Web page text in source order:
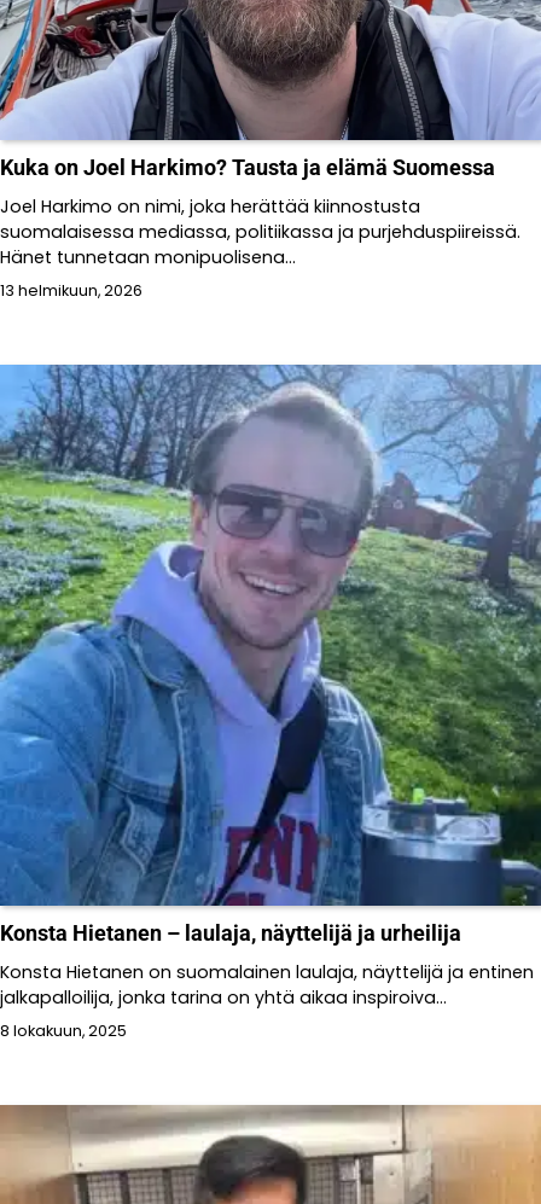
Kuka on Joel Harkimo? Tausta ja elämä Suomessa
Joel Harkimo on nimi, joka herättää kiinnostusta
suomalaisessa mediassa, politiikassa ja purjehduspiireissä.
Hänet tunnetaan monipuolisena...
13 helmikuun, 2026
Konsta Hietanen – laulaja, näyttelijä ja urheilija
Konsta Hietanen on suomalainen laulaja, näyttelijä ja entinen
jalkapalloilija, jonka tarina on yhtä aikaa inspiroiva...
8 lokakuun, 2025